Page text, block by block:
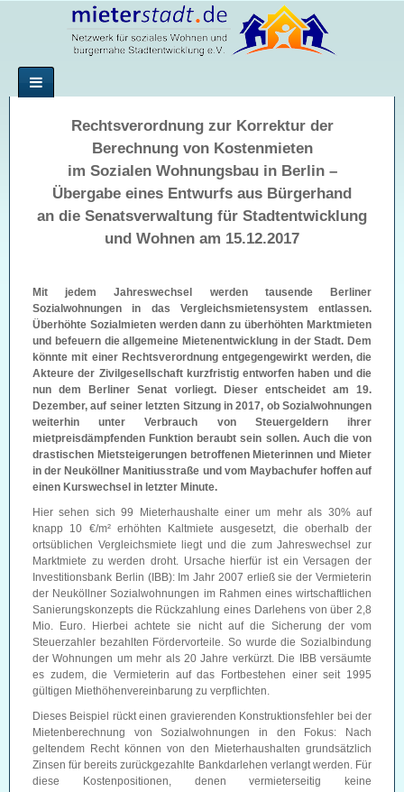
Rechtsverordnung zur Korrektur der
Berechnung von Kostenmieten
im Sozialen Wohnungsbau in Berlin –
Übergabe eines Entwurfs aus Bürgerhand
an die Senatsverwaltung für Stadtentwicklung
und Wohnen am 15.12.2017
Mit jedem Jahreswechsel werden tausende Berliner
Sozialwohnungen in das Vergleichsmietensystem entlassen.
Überhöhte Sozialmieten werden dann zu überhöhten Marktmieten
und befeuern die allgemeine Mietenentwicklung in der Stadt. Dem
könnte mit einer Rechtsverordnung entgegengewirkt werden, die
Akteure der Zivilgesellschaft kurzfristig entworfen haben und die
nun dem Berliner Senat vorliegt. Dieser entscheidet am 19.
Dezember, auf seiner letzten Sitzung in 2017, ob Sozialwohnungen
weiterhin unter Verbrauch von Steuergeldern ihrer
mietpreisdämpfenden Funktion beraubt sein sollen. Auch die von
drastischen Mietsteigerungen betroffenen Mieterinnen und Mieter
in der Neuköllner Manitiusstraße und vom Maybachufer hoffen auf
einen Kurswechsel in letzter Minute.
Hier sehen sich 99 Mieterhaushalte einer um mehr als 30% auf
knapp 10 €/m² erhöhten Kaltmiete ausgesetzt, die oberhalb der
ortsüblichen Vergleichsmiete liegt und die zum Jahreswechsel zur
Marktmiete zu werden droht. Ursache hierfür ist ein Versagen der
Investitionsbank Berlin (IBB): Im Jahr 2007 erließ sie der Vermieterin
der Neuköllner Sozialwohnungen im Rahmen eines wirtschaftlichen
Sanierungskonzepts die Rückzahlung eines Darlehens von über 2,8
Mio. Euro. Hierbei achtete sie nicht auf die Sicherung der vom
Steuerzahler bezahlten Fördervorteile. So wurde die Sozialbindung
der Wohnungen um mehr als 20 Jahre verkürzt. Die IBB versäumte
es zudem, die Vermieterin auf das Fortbestehen einer seit 1995
gültigen Miethöhenvereinbarung zu verpflichten.
Dieses Beispiel rückt einen gravierenden Konstruktionsfehler bei der
Mietenberechnung von Sozialwohnungen in den Fokus: Nach
geltendem Recht können von den Mieterhaushalten grundsätzlich
Zinsen für bereits zurückgezahlte Bankdarlehen verlangt werden. Für
diese Kostenpositionen, denen vermieterseitig keine